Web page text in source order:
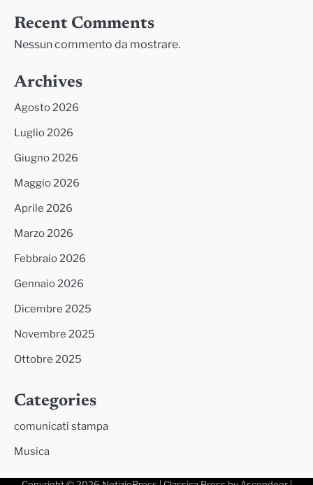
Recent Comments
Nessun commento da mostrare.
Archives
Agosto 2026
Luglio 2026
Giugno 2026
Maggio 2026
Aprile 2026
Marzo 2026
Febbraio 2026
Gennaio 2026
Dicembre 2025
Novembre 2025
Ottobre 2025
Categories
comunicati stampa
Musica